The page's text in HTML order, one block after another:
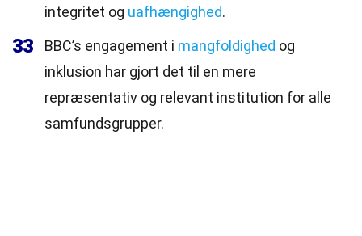
integritet og uafhængighed.
33 BBC’s engagement i mangfoldighed og
inklusion har gjort det til en mere
repræsentativ og relevant institution for alle
samfundsgrupper.